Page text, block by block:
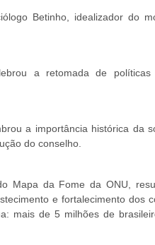
Betinho, idealizador do
a retomada de políticas
a importância histórica da
do conselho.
Mapa da Fome da ONU,
e fortalecimento dos
mais de 5 milhões de